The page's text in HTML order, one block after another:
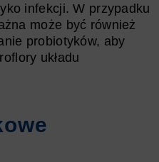
infekcji. W przypadku
może być również
probiotyków, aby
układu